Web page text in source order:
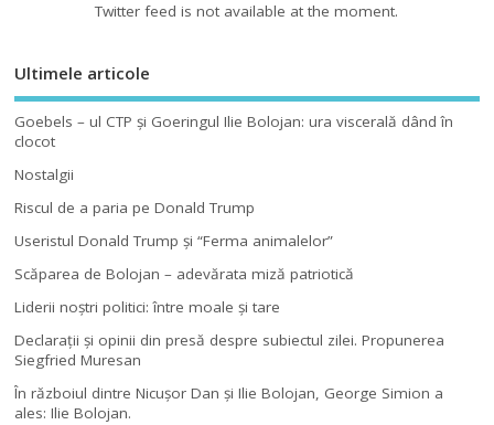
Twitter feed is not available at the moment.
Ultimele articole
Goebels – ul CTP şi Goeringul Ilie Bolojan: ura viscerală dând în
clocot
Nostalgii
Riscul de a paria pe Donald Trump
Useristul Donald Trump şi “Ferma animalelor”
Scăparea de Bolojan – adevărata miză patriotică
Liderii noştri politici: între moale şi tare
Declaraţii şi opinii din presă despre subiectul zilei. Propunerea
Siegfried Muresan
În războiul dintre Nicuşor Dan şi Ilie Bolojan, George Simion a
ales: Ilie Bolojan.